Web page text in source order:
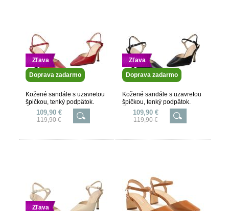
Zľava
Doprava zadarmo
Kožené sandále s uzavretou
špičkou, tenký podpätok.
Červené.
109,90 €
119,90 €
Zľava
Doprava zadarmo
Kožené sandále s uzavretou
špičkou, tenký podpätok.
Čierne.109,90 €
119,90 €
Zľava